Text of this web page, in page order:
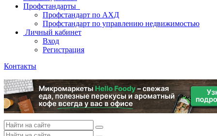
Профстандарты
Профстандарт по АХД
Профстандарт по управлению недвижимостью
Личный кабинет
Вход
Регистрация
Контакты